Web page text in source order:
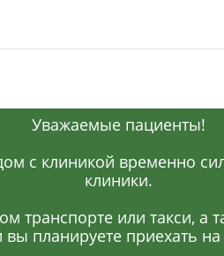
Уважаемые пациенты!
с клиникой временно
клиники.
или такси, а
вы планируете приехать